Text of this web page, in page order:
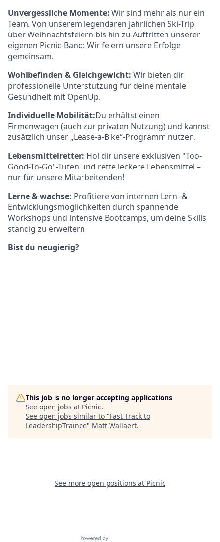
Unvergessliche Momente: Wir sind mehr als nur ein
Team. Von unserem legendären jährlichen Ski-Trip
über Weihnachtsfeiern bis hin zu Auftritten unserer
eigenen Picnic-Band: Wir feiern unsere Erfolge
gemeinsam.
Wohlbefinden & Gleichgewicht: Wir bieten dir
professionelle Unterstützung für deine mentale
Gesundheit mit OpenUp.
Individuelle Mobilität:Du erhältst einen
Firmenwagen (auch zur privaten Nutzung) und kannst
zusätzlich unser „Lease-a-Bike“-Programm nutzen.
Lebensmittelretter: Hol dir unsere exklusiven "Too-
Good-To-Go"-Tüten und rette leckere Lebensmittel –
nur für unsere Mitarbeitenden!
Lerne & wachse: Profitiere von internen Lern- &
Entwicklungsmöglichkeiten durch spannende
Workshops und intensive Bootcamps, um deine Skills
ständig zu erweitern
Bist du neugierig?
This job is no longer accepting applications
See open jobs at Picnic.
See open jobs similar to "Fast Track to
LeadershipTrainee" Matt Wallaert.
See more open positions at Picnic